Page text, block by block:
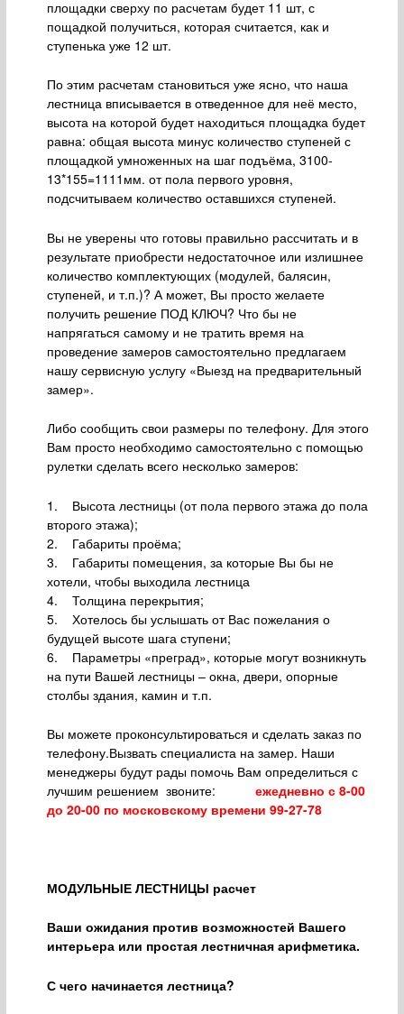
площадки сверху по расчетам будет 11 шт, с
пощадкой получиться, которая считается, как и
ступенька уже 12 шт.
По этим расчетам становиться уже ясно, что наша
лестница вписывается в отведенное для неё место,
высота на которой будет находиться площадка будет
равна: общая высота минус количество ступеней с
площадкой умноженных на шаг подъёма, 3100-
13*155=1111мм. от пола первого уровня,
подсчитываем количество оставшихся ступеней.
Вы не уверены что готовы правильно рассчитать и в
результате приобрести недостаточное или излишнее
количество комплектующих (модулей, балясин,
ступеней, и т.п.)? А может, Вы просто желаете
получить решение ПОД КЛЮЧ? Что бы не
напрягаться самому и не тратить время на
проведение замеров самостоятельно предлагаем
нашу сервисную услугу «Выезд на предварительный
замер».
Либо сообщить свои размеры по телефону. Для этого
Вам просто необходимо самостоятельно с помощью
рулетки сделать всего несколько замеров:
1. Высота лестницы (от пола первого этажа до пола
второго этажа);
2. Габариты проёма;
3. Габариты помещения, за которые Вы бы не
хотели, чтобы выходила лестница
4. Толщина перекрытия;
5. Хотелось бы услышать от Вас пожелания о
будущей высоте шага ступени;
6. Параметры «преград», которые могут возникнуть
на пути Вашей лестницы – окна, двери, опорные
столбы здания, камин и т.п.
Вы можете проконсультироваться и сделать заказ по
телефону.Вызвать специалиста на замер. Наши
менеджеры будут рады помочь Вам определиться с
лучшим решением звоните:
ежедневно с 8-00
до 20-00 по московскому времени 99-27-78
МОДУЛЬНЫЕ ЛЕСТНИЦЫ расчет
Ваши ожидания против возможностей Вашего
интерьера или простая лестничная арифметика.
С чего начинается лестница?